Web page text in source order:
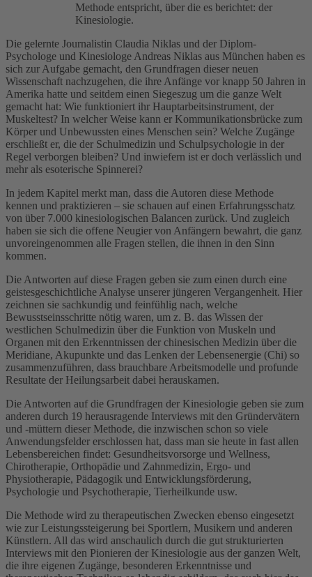
Methode entspricht, über die es berichtet: der
Kinesiologie.
Die gelernte Journalistin Claudia Niklas und der Diplom-
Psychologe und Kinesiologe Andreas Niklas aus München haben es
sich zur Aufgabe gemacht, den Grundfragen dieser neuen
Wissenschaft nachzugehen, die ihre Anfänge vor knapp 50 Jahren in
Amerika hatte und seitdem einen Siegeszug um die ganze Welt
gemacht hat: Wie funktioniert ihr Hauptarbeitsinstrument, der
Muskeltest? In welcher Weise kann er Kommunikationsbrücke zum
Körper und Unbewussten eines Menschen sein? Welche Zugänge
erschließt er, die der Schulmedizin und Schulpsychologie in der
Regel verborgen bleiben? Und inwiefern ist er doch verlässlich und
mehr als esoterische Spinnerei?
In jedem Kapitel merkt man, dass die Autoren diese Methode
kennen und praktizieren – sie schauen auf einen Erfahrungsschatz
von über 7.000 kinesiologischen Balancen zurück. Und zugleich
haben sie sich die offene Neugier von Anfängern bewahrt, die ganz
unvoreingenommen alle Fragen stellen, die ihnen in den Sinn
kommen.
Die Antworten auf diese Fragen geben sie zum einen durch eine
geistesgeschichtliche Analyse unserer jüngeren Vergangenheit. Hier
zeichnen sie sachkundig und feinfühlig nach, welche
Bewusstseinsschritte nötig waren, um z. B. das Wissen der
westlichen Schulmedizin über die Funktion von Muskeln und
Organen mit den Erkenntnissen der chinesischen Medizin über die
Meridiane, Akupunkte und das Lenken der Lebensenergie (Chi) so
zusammenzuführen, dass brauchbare Arbeitsmodelle und profunde
Resultate der Heilungsarbeit dabei herauskamen.
Die Antworten auf die Grundfragen der Kinesiologie geben sie zum
anderen durch 19 herausragende Interviews mit den Gründervätern
und -müttern dieser Methode, die inzwischen schon so viele
Anwendungsfelder erschlossen hat, dass man sie heute in fast allen
Lebensbereichen findet: Gesundheitsvorsorge und Wellness,
Chirotherapie, Orthopädie und Zahnmedizin, Ergo- und
Physiotherapie, Pädagogik und Entwicklungsförderung,
Psychologie und Psychotherapie, Tierheilkunde usw.
Die Methode wird zu therapeutischen Zwecken ebenso eingesetzt
wie zur Leistungssteigerung bei Sportlern, Musikern und anderen
Künstlern. All das wird anschaulich durch die gut strukturierten
Interviews mit den Pionieren der Kinesiologie aus der ganzen Welt,
die ihre eigenen Zugänge, besonderen Erkenntnisse und